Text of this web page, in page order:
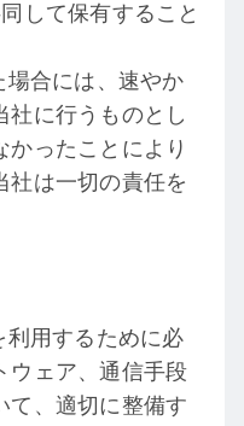
して保有すること
合には、速やか
社に行うものとし
かったことにより
社は一切の責任を
用するために必
ウェア、通信手段
て、適切に整備す